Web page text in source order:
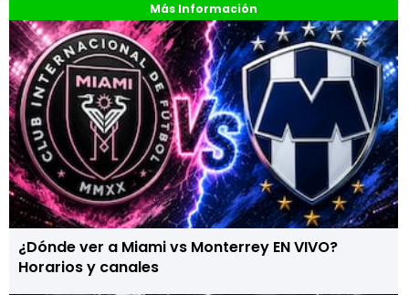
Más Información
¿Dónde ver a Miami vs Monterrey EN VIVO?
Horarios y canales